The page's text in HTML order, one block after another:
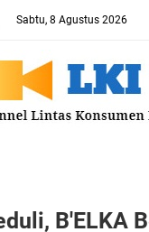
Sabtu, 8 Agustus 2026
B'ELKA